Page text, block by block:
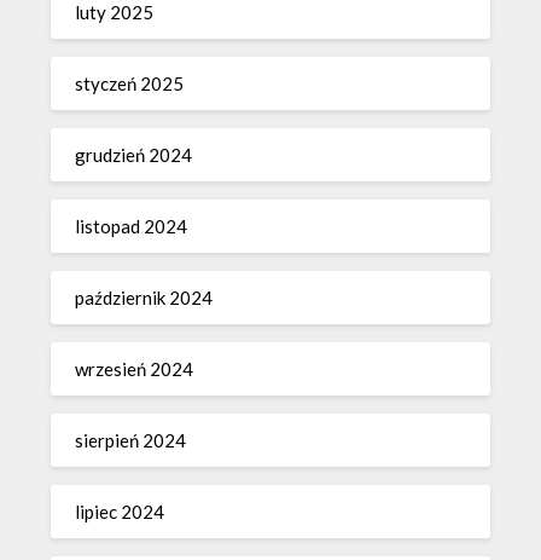
luty 2025
styczeń 2025
grudzień 2024
listopad 2024
październik 2024
wrzesień 2024
sierpień 2024
lipiec 2024